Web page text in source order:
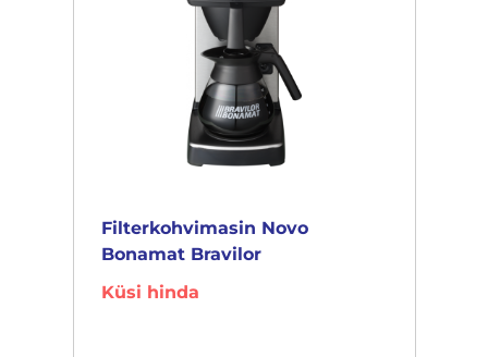
Filterkohvimasin Novo
Bonamat Bravilor
Küsi hinda